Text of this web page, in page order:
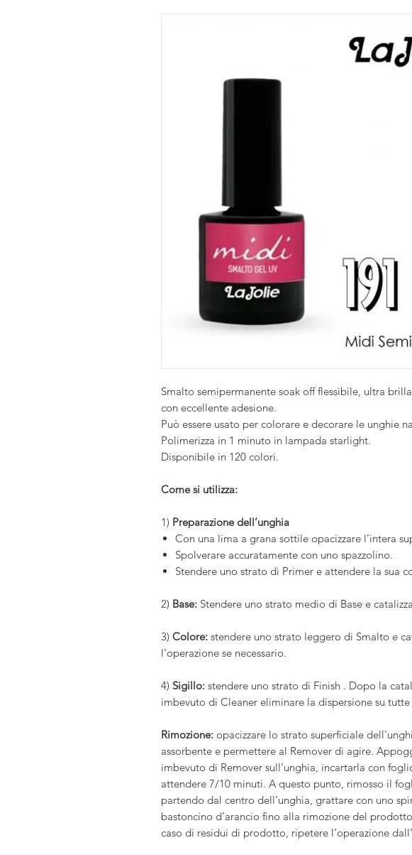
Smalto semipermanente soak off flessibile, ultra
con eccellente adesione.
Può essere usato per colorare e decorare le unghie
Polimerizza in 1 minuto in lampada starlight.
Disponibile in 120 colori.
Come si utilizza:
1) Preparazione dell’unghia
Con una lima a grana sottile opacizzare l’intera
Spolverare accuratamente con uno spazzolino.
Stendere uno strato di Primer e attendere la sua
2) Base: Stendere uno strato medio di Base e
3) Colore: stendere uno strato leggero di Smalto e
l’operazione se necessario.
4) Sigillo: stendere uno strato di Finish . Dopo la
imbevuto di Cleaner eliminare la dispersione su
Rimozione: opacizzare lo strato superficiale
assorbente e permettere al Remover di agire.
imbevuto di Remover sull’unghia, incartarla con
attendere 7/10 minuti. A questo punto, rimosso il
partendo dal centro dell’unghia, grattare con uno
bastoncino d’arancio fino alla rimozione del
caso di residui di prodotto, ripetere l’operazione